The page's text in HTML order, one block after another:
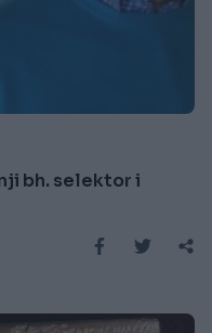
bh. selektor i